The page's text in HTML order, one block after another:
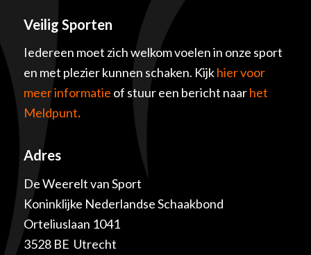
Veilig Sporten
Iedereen moet zich welkom voelen in onze sport
en met plezier kunnen schaken. Kijkhier voor
meer informatie of stuur een bericht naarhet
Meldpunt.
Adres
De Weerelt van Sport
Koninklijke Nederlandse Schaakbond
Orteliuslaan 1041
3528 BE Utrecht